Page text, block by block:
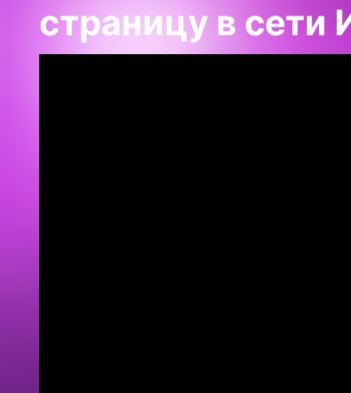
страницу в сети